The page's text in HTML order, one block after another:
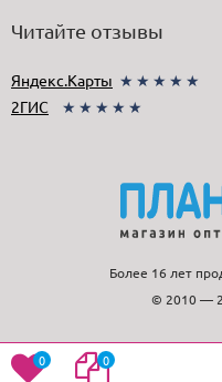
Читайте отзывы
Яндекс.Карты ★★★★★
2ГИС
★★★★★
Более 16 лет
© 2010 —
0 0